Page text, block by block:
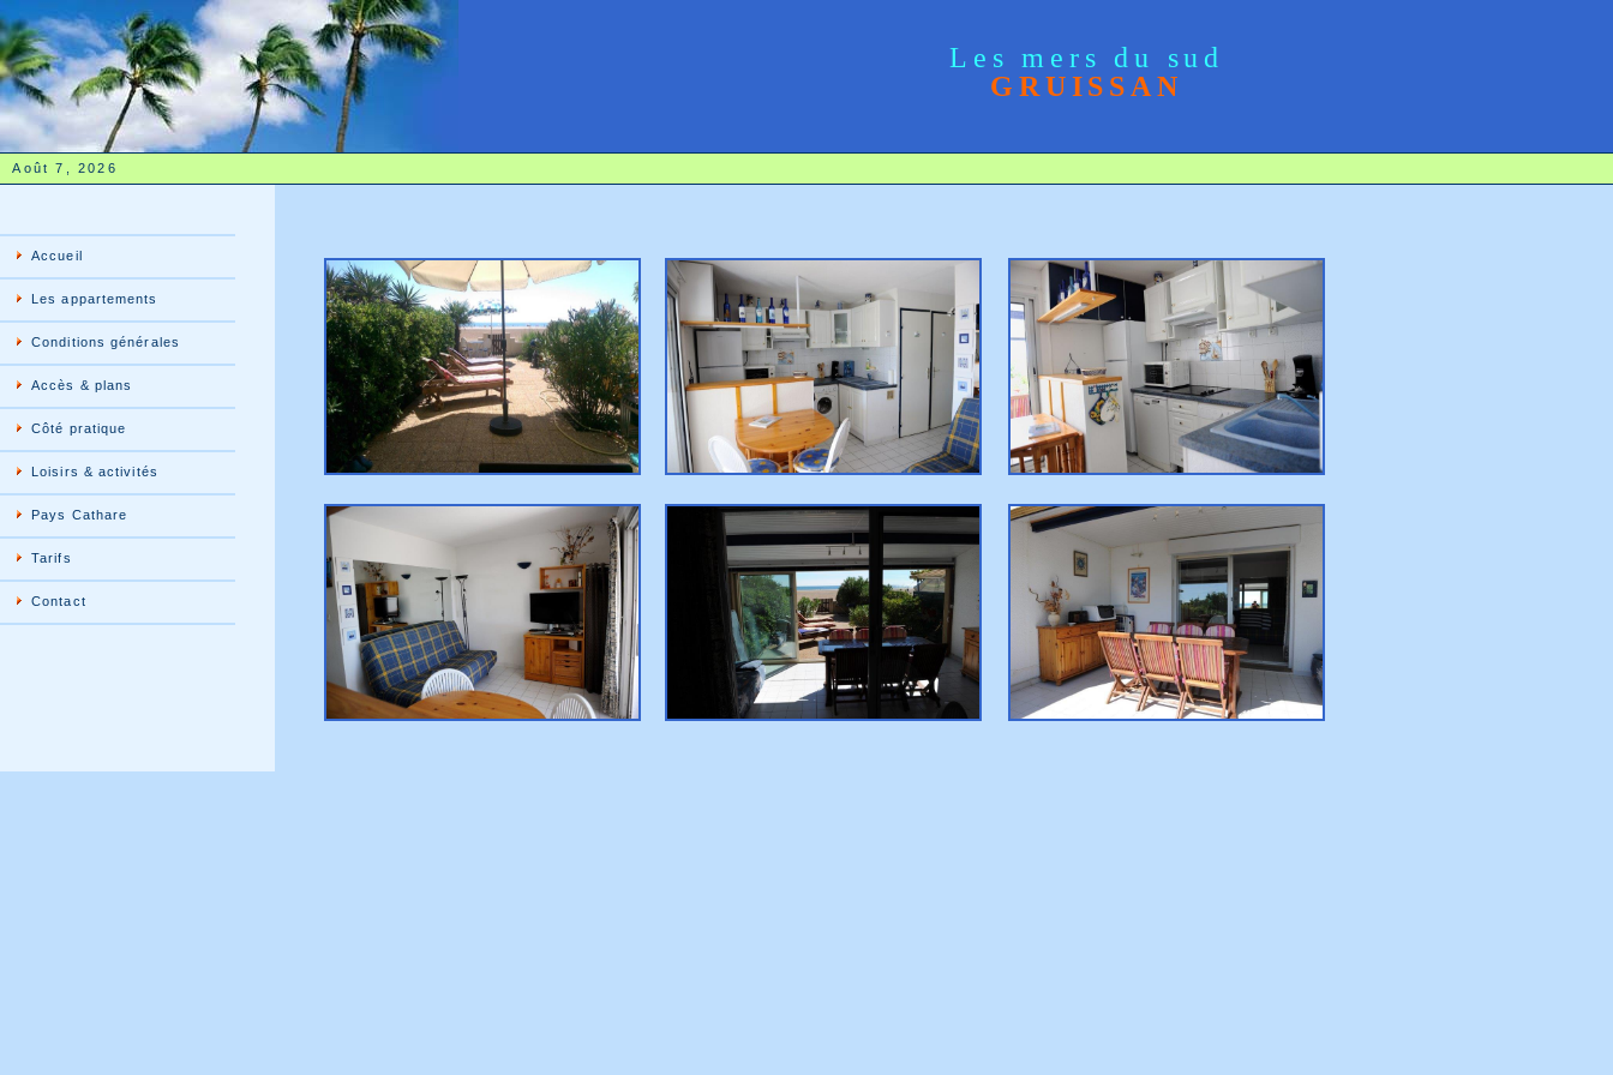
Les mers du sud
GRUISSAN
Août 7, 2026
Accueil
Les appartements
Conditions générales
Accès & plans
Côté pratique
Loisirs & activités
Pays Cathare
Tarifs
Contact